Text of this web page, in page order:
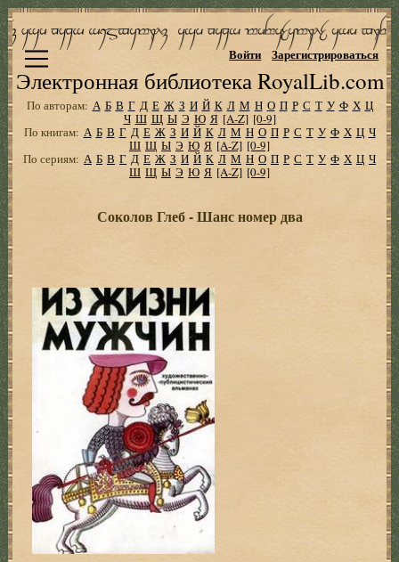
Электронная библиотека RoyalLib.com
Войти Зарегистрироваться
По авторам: А Б В Г Д Е Ж З И Й К Л М Н О П Р С Т У Ф Х Ц
Ч Ш Щ Ы Э Ю Я [A-Z] [0-9]
По книгам: А Б В Г Д Е Ж З И Й К Л М Н О П Р С Т У Ф Х Ц Ч
Ш Щ Ы Э Ю Я [A-Z] [0-9]
По сериям: А Б В Г Д Е Ж З И Й К Л М Н О П Р С Т У Ф Х Ц Ч
Ш Щ Ы Э Ю Я [A-Z] [0-9]
Соколов Глеб - Шанс номер два